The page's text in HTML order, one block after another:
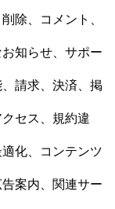
除、コメント、
知らせ、サポー
請求、決済、掲
セス、規約違
化、コンテンツ
案内、関連サー